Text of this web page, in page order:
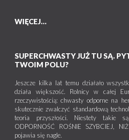
WIĘCEJ...
SUPERCHWASTY JUŻ TU SĄ.
TWOIM POLU?
Jeszcze kilka lat temu działało
działa większość. Rolnicy w całej
rzeczywistością: chwasty odporne na
skutecznie zwalczyć standardową
teoria przyszłości. Niestety takie
ODPORNOŚĆ ROŚNIE SZYBCIEJ,
pojawia się nagle.